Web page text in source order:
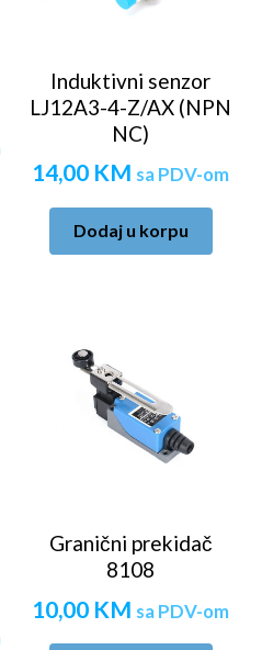
Induktivni senzor
LJ12A3-4-Z/AX (NPN
NC)
14,00 KM sa PDV-om
Dodaj u korpu
Granični prekidač
8108
10,00 KM sa PDV-om